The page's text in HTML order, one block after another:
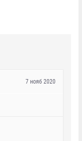
7 нояб 2020